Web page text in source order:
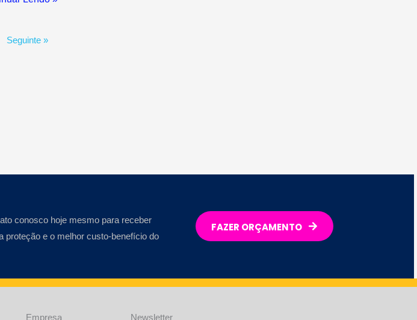
Seguinte »
conosco hoje mesmo para receber
e o melhor custo-benefício do
FAZER ORÇAMENTO
Empresa Newsletter